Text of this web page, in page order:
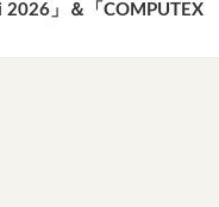
2026」＆「COMPUTEX